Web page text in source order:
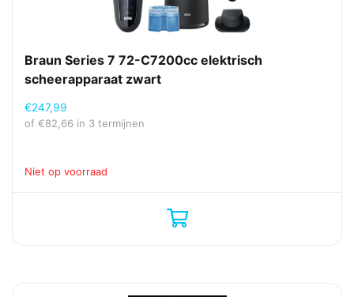
Braun Series 7 72-C7200cc elektrisch
scheerapparaat zwart
€247,99
of €82,66 in 3 termijnen
Niet op voorraad